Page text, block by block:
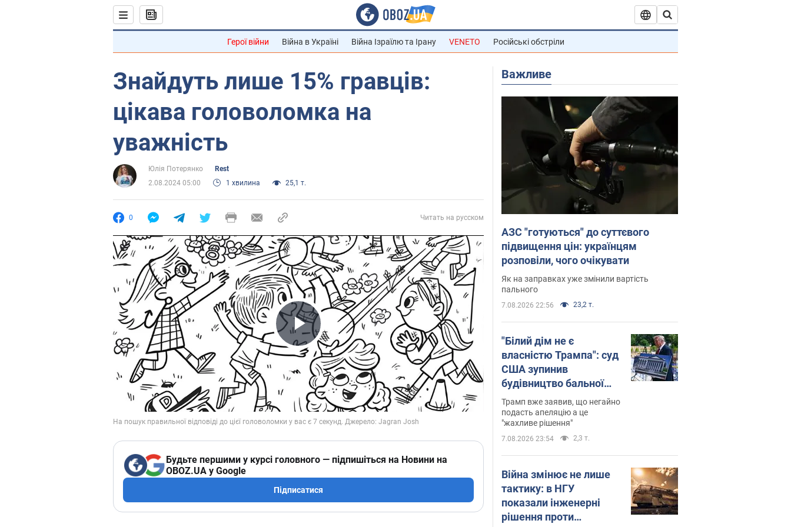
Герої війни Війна в Україні Війна Ізраїлю та Ірану VENETO Російські обстріли
Знайдуть лише 15% гравців:
цікава головоломка на
уважність
Юлія Потерянко
Rest
2.08.2024 05:00
1 хвилина 25,1 т.
0 Читать на русском
Play Video
Будьте першими у курсі головного — підпишіться на Новини на
OBOZ.UA у Google
Підписатися
Важливе
АЗС "готуються" до суттєвого
підвищення цін: українцям
розповіли, чого очікувати
Як на заправках уже змінили вартість
пального
7.08.2026 22:56 23,2 т.
"Білий дім не є
власністю Трампа": суд
США зупинив
будівництво бальної
зали за $400 млн
Трамп вже заявив, що негайно
подасть апеляцію а це
"жахливе рішення"
7.08.2026 23:54 2,3 т.
Війна змінює не лише
тактику: в НГУ
показали інженерні
рішення проти